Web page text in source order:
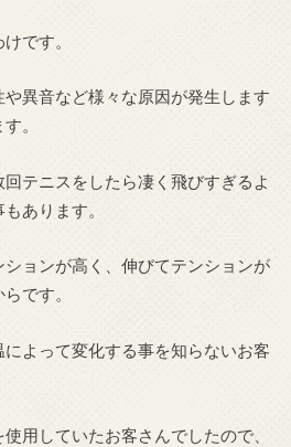
です。
異音など様々な原因が発生します
。
テニスをしたら凄く飛びすぎるよ
あります。
ョンが高く、伸びてテンションが
です。
よって変化する事を知らないお客
用していたお客さんでしたので、